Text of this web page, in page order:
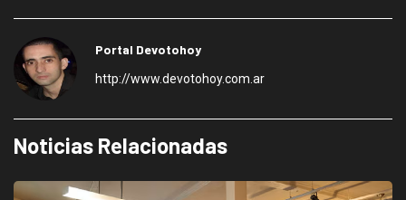
Portal Devotohoy
http://www.devotohoy.com.ar
Noticias Relacionadas